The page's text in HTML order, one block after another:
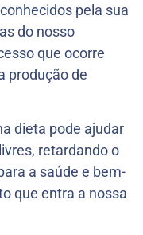
pela sua
do nosso
que ocorre
produção de
dieta pode ajudar
retardando o
a saúde e bem-
que entra a nossa